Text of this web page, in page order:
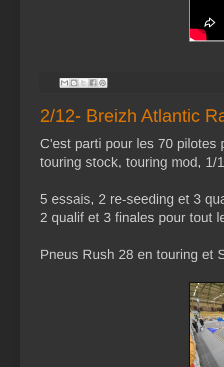
2/12- Breizh Atlantic
C'est parti pour les 70 pilotes
touring stock, touring mod,
5 essais, 2 re-seeding et 3
2 qualif et 3 finales pour tout
Pneus Rush 28 en touring et